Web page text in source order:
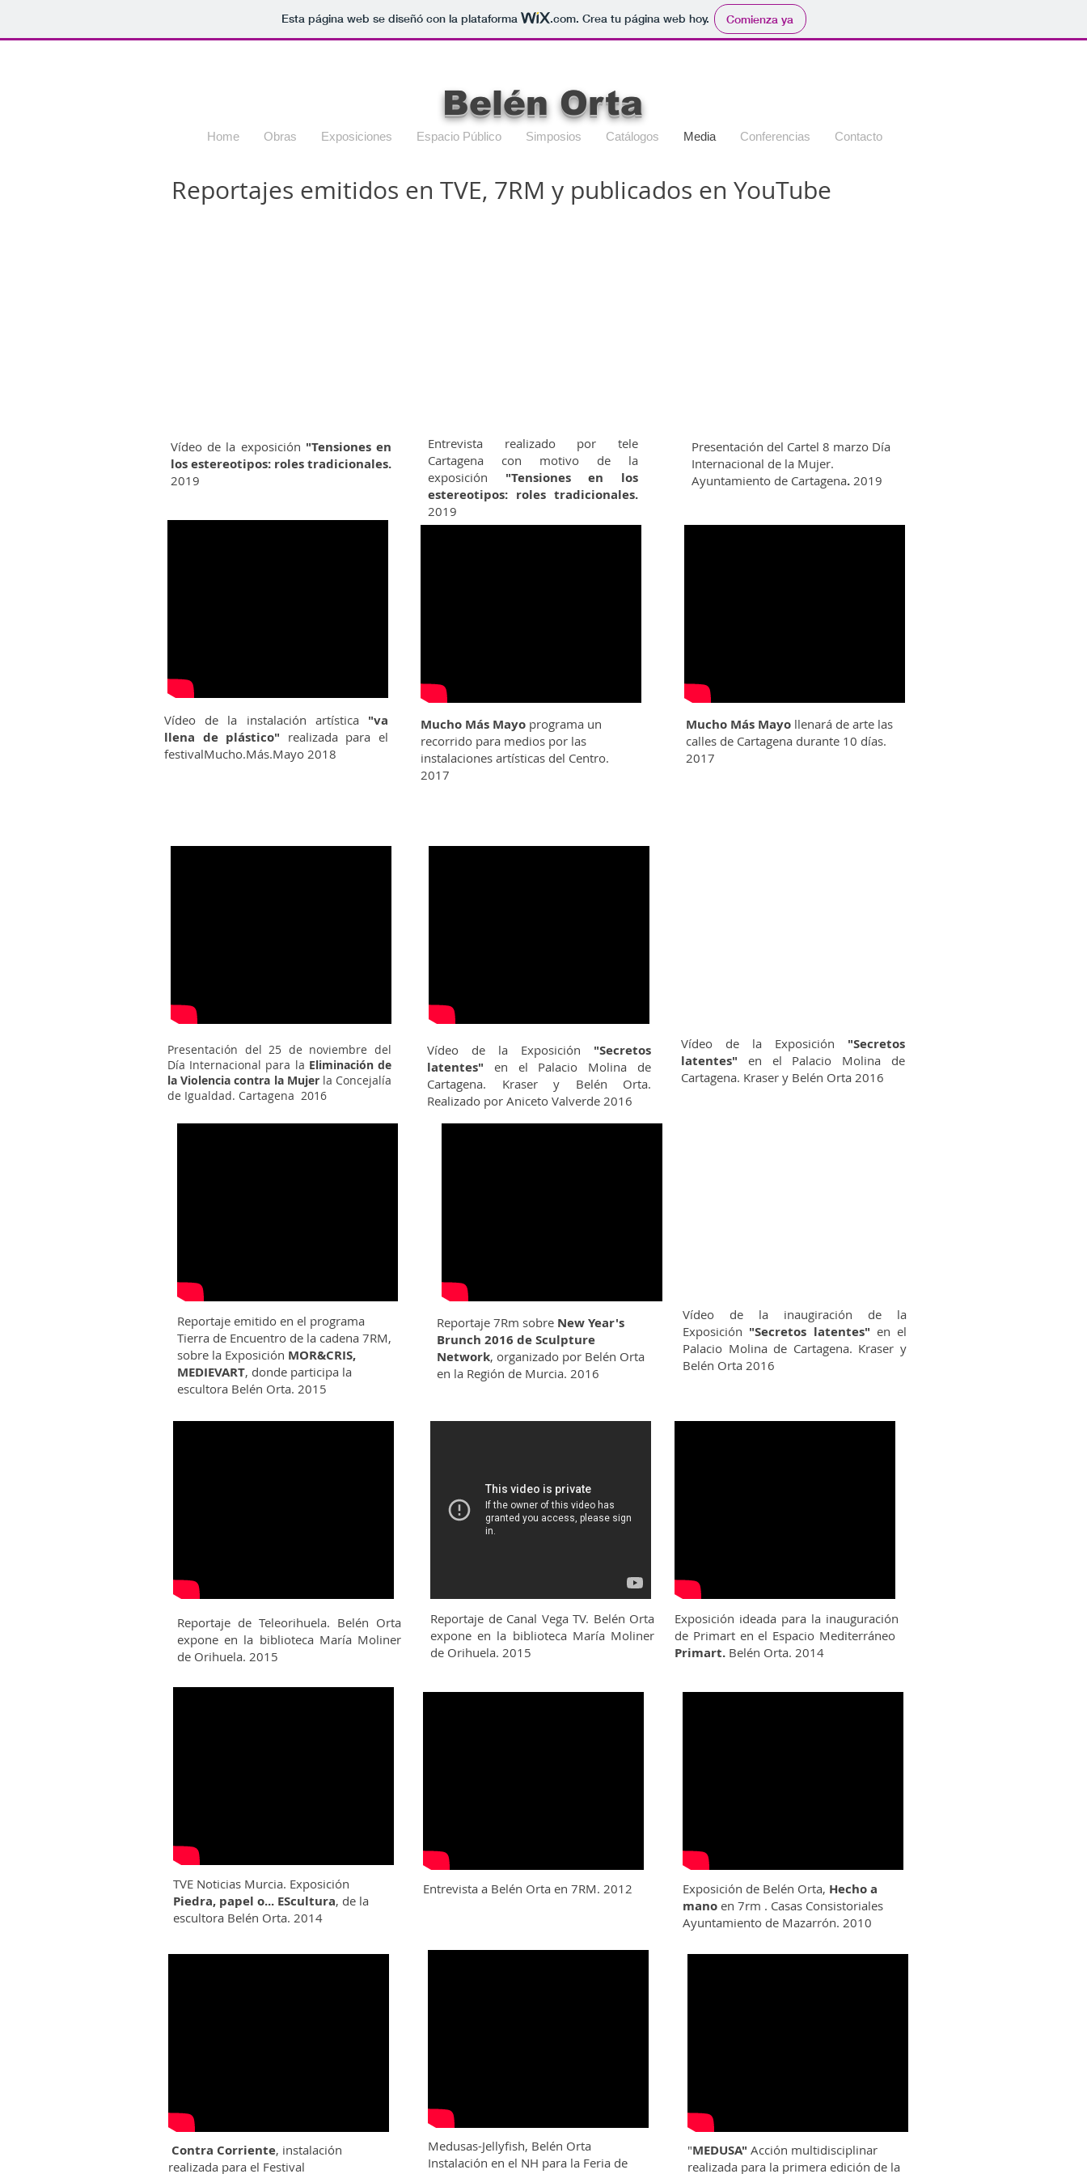
Esta página web se diseñó con la plataforma .com. Crea tu página web hoy. Comienza ya
Belén Orta
Home Obras Exposiciones Espacio Público Simposios Catálogos Media Conferencias Contacto
Reportajes emitidos en TVE, 7RM y publicados en YouTube
Vídeo de la exposición "Tensiones en
los estereotipos: roles tradicionales.
2019
Vídeo de la instalación artística "va
llena de plástico" realizada para el
festivalMucho.Más.Mayo 2018
Entrevista realizado por tele
Cartagena con motivo de la
exposición "Tensiones en los
estereotipos: roles tradicionales.
2019
Mucho Más Mayo programa un
recorrido para medios por las
instalaciones artísticas del Centro.
2017
Presentación del Cartel 8 marzo Día
Internacional de la Mujer.
Ayuntamiento de Cartagena. 2019
Mucho Más Mayo llenará de arte las
calles de Cartagena durante 10 días.
2017
Presentación del 25 de noviembre del
Día Internacional para la Eliminación de
la Violencia contra la Mujerla Concejalía
de Igualdad. Cartagena 2016
Vídeo de la Exposición "Secretos
latentes" en el Palacio Molina de
Cartagena. Kraser y Belén Orta.
Realizado por Aniceto Valverde 2016
Vídeo de la Exposición "Secretos
latentes" en el Palacio Molina de
Cartagena. Kraser y Belén Orta 2016
Reportaje emitido en el programa
Tierra de Encuentro de la cadena 7RM,
sobre la Exposición MOR&CRIS,
MEDIEVART, donde participa la
escultora Belén Orta. 2015
Reportaje 7Rm sobre New Year's
Brunch 2016 de Sculpture
Network, organizado por Belén Orta
en la Región de Murcia. 2016
Vídeo de la inaugiración de la
Exposición "Secretos latentes" en el
Palacio Molina de Cartagena. Kraser y
Belén Orta 2016
Reportaje de Teleorihuela. Belén Orta
expone en la biblioteca María Moliner
de Orihuela. 2015
TVE Noticias Murcia. Exposición
Piedra, papel o... EScultura, de la
escultora Belén Orta. 2014
Contra Corriente, instalación
realizada para el Festival
Reportaje de Canal Vega TV. Belén Orta
expone en la biblioteca María Moliner
de Orihuela. 2015
Entrevista a Belén Orta en 7RM. 2012
Medusas-Jellyfish, Belén Orta
Instalación en el NH para la Feria de
Exposición ideada para la inauguración
de Primart en el Espacio Mediterráneo
Primart. Belén Orta. 2014
Exposición de Belén Orta, Hecho a
mano en 7rm . Casas Consistoriales
Ayuntamiento de Mazarrón. 2010
"MEDUSA" Acción multidisciplinar
realizada para la primera edición de la